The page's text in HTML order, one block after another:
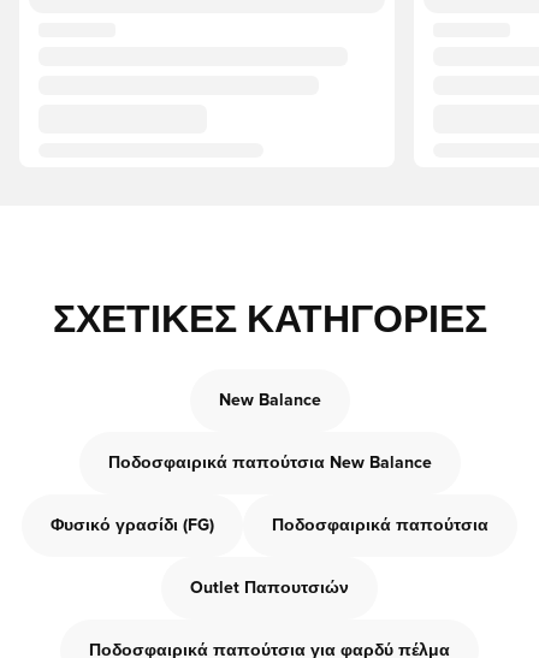
ΣΧΕΤΙΚΈΣ ΚΑΤΗΓΟΡΊΕΣ
New Balance
Ποδοσφαιρικά παπούτσια New Balance
Φυσικό γρασίδι (FG) Ποδοσφαιρικά παπούτσια
Outlet Παπουτσιών
Ποδοσφαιρικά παπούτσια για φαρδύ πέλμα